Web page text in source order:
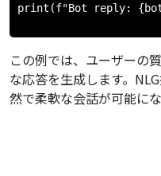
この例では、ユーザーの
な応答を生成します。
然で柔軟な会話が可能にな